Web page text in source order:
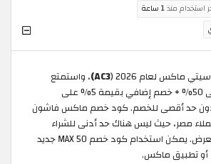
استخدام منذ1 ساعة
ماكس لعام 2026 ( AC3) ، واستمتع
بخصومات ماكس حتى 50% + خصم إضافي بقيمة 5% على
دون حد أقصى للخصم. كود خصم ماكس فاشون
مصر، حيث ليس هناك حد أدنى للشراء
للإستفادة من هذا العرض. يمكن استخدام كود خصم MAX 50 جديد
أو تطبيق ماكس.